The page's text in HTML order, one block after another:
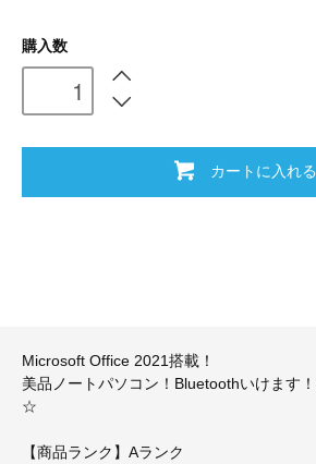
購入数
カートに入れる
Microsoft Office 2021搭載！
美品ノートパソコン！Bluetoothいけます
☆
【商品ランク】Aランク